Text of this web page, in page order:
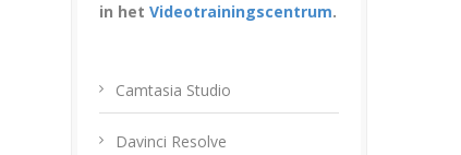
in het Videotrainingscentrum.
Camtasia Studio
Davinci Resolve